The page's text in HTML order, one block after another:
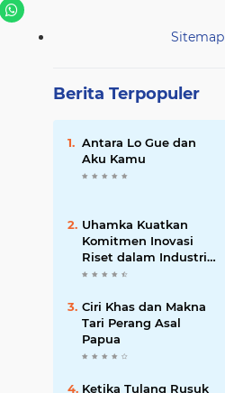
Sitemap
Berita Terpopuler
Antara Lo Gue dan
Aku Kamu
Uhamka Kuatkan
Komitmen Inovasi
Riset dalam Industri
dengan PT. Pertamina
Ciri Khas dan Makna
Tari Perang Asal
Papua
Ketika Tulang Rusuk